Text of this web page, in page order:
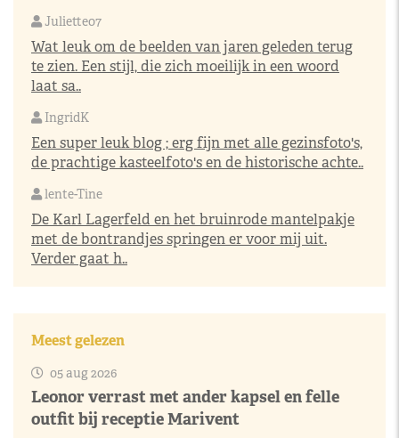
Juliette07
Wat leuk om de beelden van jaren geleden terug
te zien. Een stijl, die zich moeilijk in een woord
laat sa..
IngridK
Een super leuk blog ; erg fijn met alle gezinsfoto's,
de prachtige kasteelfoto's en de historische achte..
lente-Tine
De Karl Lagerfeld en het bruinrode mantelpakje
met de bontrandjes springen er voor mij uit.
Verder gaat h..
Meest gelezen
05 aug 2026
Leonor verrast met ander kapsel en felle
outfit bij receptie Marivent